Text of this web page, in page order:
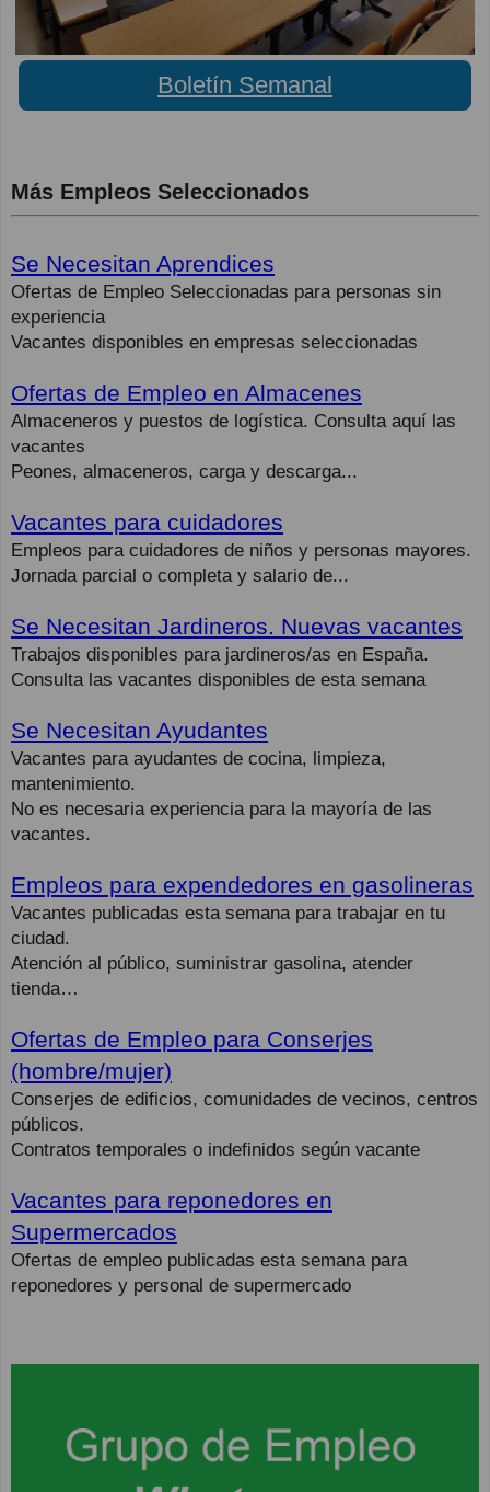
Boletín Semanal
Más Empleos Seleccionados
Se Necesitan Aprendices
Ofertas de Empleo Seleccionadas para personas sin
experiencia
Vacantes disponibles en empresas seleccionadas
Ofertas de Empleo en Almacenes
Almaceneros y puestos de logística. Consulta aquí las
vacantes
Peones, almaceneros, carga y descarga...
Vacantes para cuidadores
Empleos para cuidadores de niños y personas mayores.
Jornada parcial o completa y salario de...
Se Necesitan Jardineros. Nuevas vacantes
Trabajos disponibles para jardineros/as en España.
Consulta las vacantes disponibles de esta semana
Se Necesitan Ayudantes
Vacantes para ayudantes de cocina, limpieza,
mantenimiento.
No es necesaria experiencia para la mayoría de las
vacantes.
Empleos para expendedores en gasolineras
Vacantes publicadas esta semana para trabajar en tu
ciudad.
Atención al público, suministrar gasolina, atender
tienda…
Ofertas de Empleo para Conserjes
(hombre/mujer)
Conserjes de edificios, comunidades de vecinos, centros
públicos.
Contratos temporales o indefinidos según vacante
Vacantes para reponedores en
Supermercados
Ofertas de empleo publicadas esta semana para
reponedores y personal de supermercado